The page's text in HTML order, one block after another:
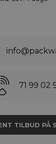
71 99 02
TILBUD PÅ